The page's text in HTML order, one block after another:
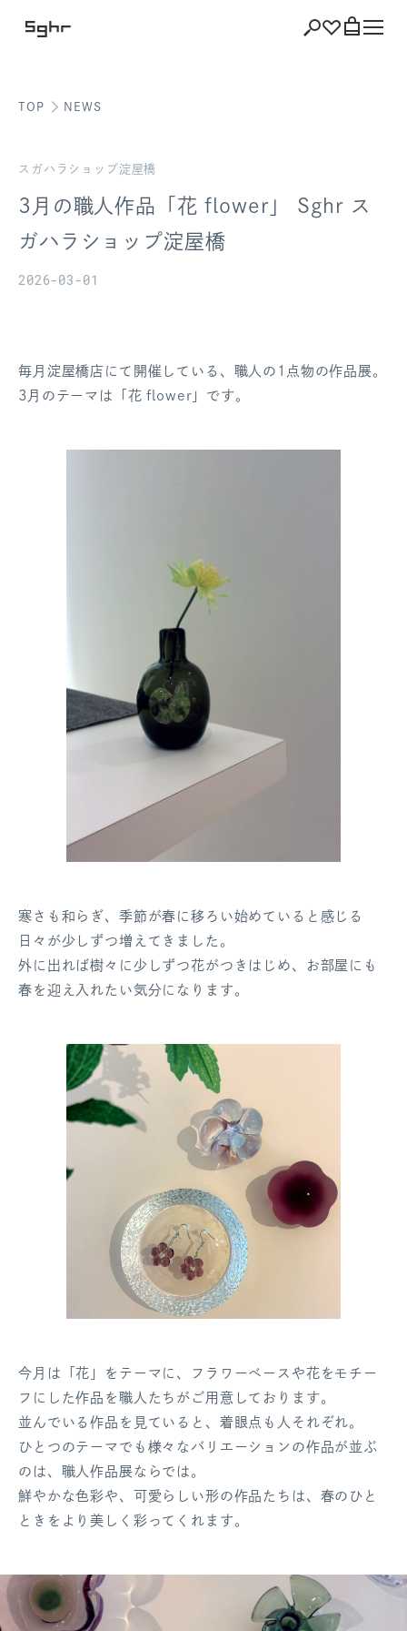
ショッピングバッグを見る
注文履歴
お気に入り
TOP NEWS
スガハラショップ淀屋橋
3月の職人作品「花 flower」 Sghr ス
ガハラショップ淀屋橋
2026-03-01
毎月淀屋橋店にて開催している、職人の1点物の作品展。
3月のテーマは「花 flower」です。
寒さも和らぎ、季節が春に移ろい始めていると感じる
日々が少しずつ増えてきました。
外に出れば樹々に少しずつ花がつきはじめ、お部屋にも
春を迎え入れたい気分になります。
今月は「花」をテーマに、フラワーベースや花をモチー
フにした作品を職人たちがご用意しております。
並んでいる作品を見ていると、着眼点も人それぞれ。
ひとつのテーマでも様々なバリエーションの作品が並ぶ
のは、職人作品展ならでは。
鮮やかな色彩や、可愛らしい形の作品たちは、春のひと
ときをより美しく彩ってくれます。